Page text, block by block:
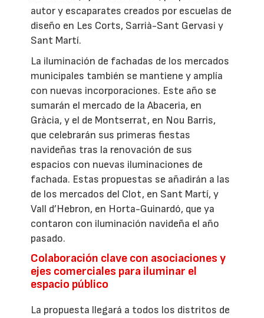
autor y escaparates creados por escuelas de
diseño en Les Corts, Sarrià-Sant Gervasi y
Sant Martí.
La iluminación de fachadas de los mercados
municipales también se mantiene y amplía
con nuevas incorporaciones. Este año se
sumarán el mercado de la Abaceria, en
Gràcia, y el de Montserrat, en Nou Barris,
que celebrarán sus primeras fiestas
navideñas tras la renovación de sus
espacios con nuevas iluminaciones de
fachada. Estas propuestas se añadirán a las
de los mercados del Clot, en Sant Martí, y
Vall d’Hebron, en Horta-Guinardó, que ya
contaron con iluminación navideña el año
pasado.
Colaboración clave con asociaciones y
ejes comerciales para iluminar el
espacio público
La propuesta llegará a todos los distritos de